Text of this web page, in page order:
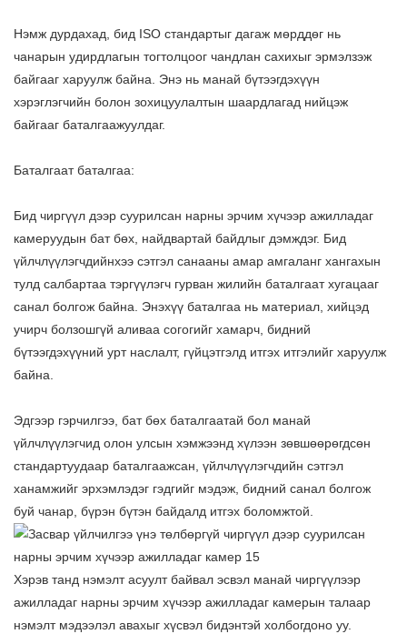
Нэмж дурдахад, бид ISO стандартыг дагаж мөрддөг нь
чанарын удирдлагын тогтолцоог чандлан сахихыг эрмэлзэж
байгааг харуулж байна. Энэ нь манай бүтээгдэхүүн
хэрэглэгчийн болон зохицуулалтын шаардлагад нийцэж
байгааг баталгаажуулдаг.
Баталгаат баталгаа:
Бид чиргүүл дээр суурилсан нарны эрчим хүчээр ажилладаг
камеруудын бат бөх, найдвартай байдлыг дэмждэг. Бид
үйлчлүүлэгчдийнхээ сэтгэл санааны амар амгаланг хангахын
тулд салбартаа тэргүүлэгч гурван жилийн баталгаат хугацааг
санал болгож байна. Энэхүү баталгаа нь материал, хийцэд
учирч болзошгүй аливаа согогийг хамарч, бидний
бүтээгдэхүүний урт наслалт, гүйцэтгэлд итгэх итгэлийг харуулж
байна.
Эдгээр гэрчилгээ, бат бөх баталгаатай бол манай
үйлчлүүлэгчид олон улсын хэмжээнд хүлээн зөвшөөрөгдсөн
стандартуудаар баталгаажсан, үйлчлүүлэгчдийн сэтгэл
ханамжийг эрхэмлэдэг гэдгийг мэдэж, бидний санал болгож
буй чанар, бүрэн бүтэн байдалд итгэх боломжтой.
Хэрэв танд нэмэлт асуулт байвал эсвэл манай чиргүүлээр
ажилладаг нарны эрчим хүчээр ажилладаг камерын талаар
нэмэлт мэдээлэл авахыг хүсвэл бидэнтэй холбогдоно уу.